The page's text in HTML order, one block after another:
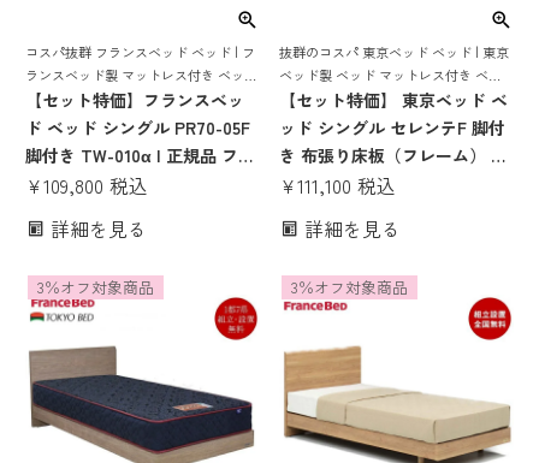
コスパ抜群 フランスベッド ベッド | フ
ランスベッド製 マットレス付き ベット
マットレス 付き マットレスセット 70
周年 脚付き スノコ すのこ すのこベッ
ド
【セット特価】フランスベッ
ド ベッド シングル PR70-05F
脚付き TW-010α | 正規品 フラ
ンスベッド製 ベッド マットレ
ームマットレスセット ベッド
ルベット 日本製 国産 すのこ
tw-010α 70周年 腰痛 目玉
¥109,800 税込
詳細を見る
抜群のコスパ 東京ベッド ベッド | 東京
ベッド製 ベッド マットレス付き ベッ
ト マットレスセット ポケットコイル
脚付き 日本製 コンパクト
【セット特価】 東京ベッド ベ
ッド シングル セレンテF 脚付
き 布張り床板（フレーム） レ
ヴ7 ポピュラー（マットレス）
ット rev7 日本製 国産 ポケッ
¥111,100 税込
詳細を見る
3％オフ対象商品 3％オフ対象商品